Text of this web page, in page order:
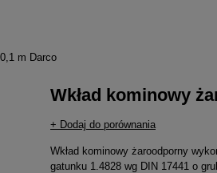
m Darco
Wkład kominowy
+ Dodaj do porównania
Wkład kominowy żaroodporny
gatunku 1.4828 wg DIN 17441 o